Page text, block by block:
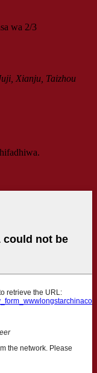
wa 2/3
Xianju, Taizhou